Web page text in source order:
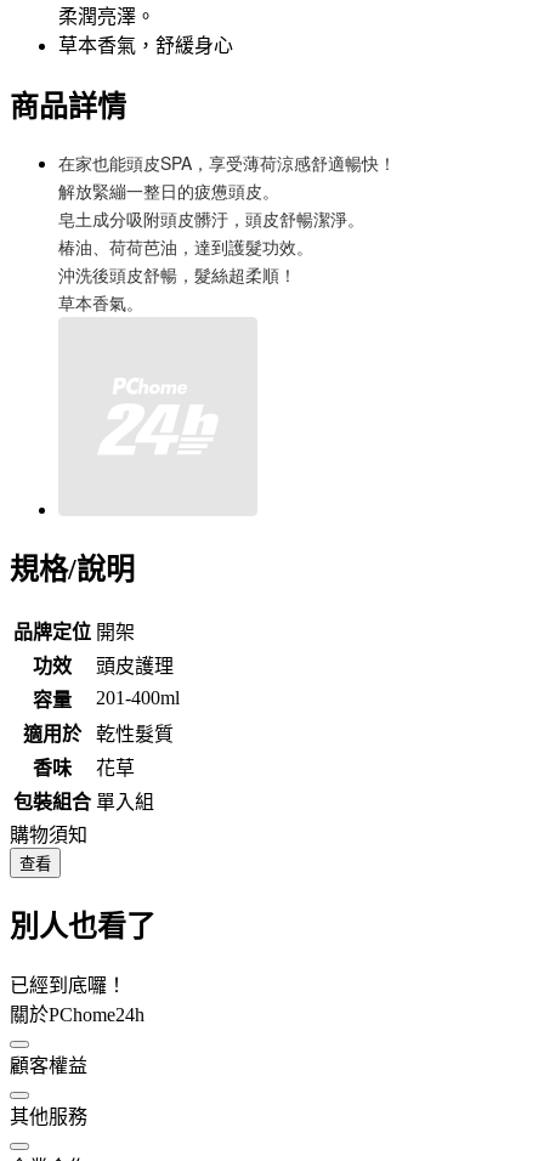
柔潤亮澤。
草本香氣，舒緩身心
商品詳情
在家也能頭皮SPA，享受薄荷涼感舒適暢快！
解放緊繃一整日的疲憊頭皮。
皂土成分吸附頭皮髒汙，頭皮舒暢潔淨。
椿油、荷荷芭油，達到護髮功效。
沖洗後頭皮舒暢，髮絲超柔順！
草本香氣。
規格/說明
品牌定位 開架
功效
頭皮護理
容量
201-400ml
適用於
乾性髮質
香味
花草
包裝組合 單入組
購物須知
查看
別人也看了
已經到底囉！
關於PChome24h
顧客權益
其他服務